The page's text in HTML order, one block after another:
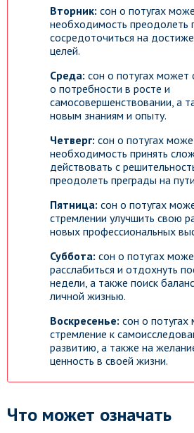
Вторник: сон о потугах
необходимость преодолеть
сосредоточиться на
целей.
Среда: сон о потугах может
о потребности в росте и
самосовершенствовании, а
новым знаниям и опыту.
Четверг: сон о потугах
необходимость принять
действовать с
преодолеть преграды на
Пятница: сон о потугах
стремлении улучшить свою
новых профессиональных
Суббота: сон о потугах
расслабиться и отдохнуть
недели, а также поиск
личной жизнью.
Воскресенье: сон о
стремление к
развитию, а также на
ценность в своей жизни.
Что может означать